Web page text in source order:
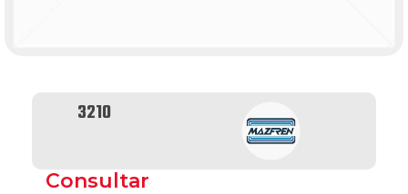
3210
Consultar